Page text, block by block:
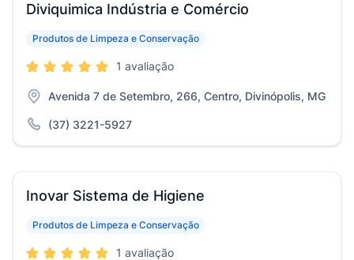
Diviquimica Indústria e Comércio
Produtos de Limpeza e Conservação
1 avaliação
Avenida 7 de Setembro, 266, Centro, Divinópolis, MG
(37) 3221-5927
Inovar Sistema de Higiene
Produtos de Limpeza e Conservação
1 avaliação